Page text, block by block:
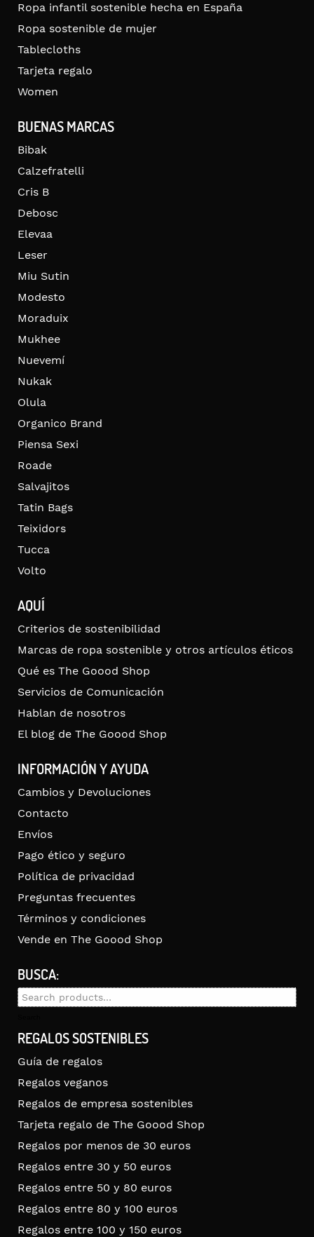
Ropa infantil sostenible hecha en España
Ropa sostenible de mujer
Tablecloths
Tarjeta regalo
Women
BUENAS MARCAS
Bibak
Calzefratelli
Cris B
Debosc
Elevaa
Leser
Miu Sutin
Modesto
Moraduix
Mukhee
Nuevemí
Nukak
Olula
Organico Brand
Piensa Sexi
Roade
Salvajitos
Tatin Bags
Teixidors
Tucca
Volto
AQUÍ
Criterios de sostenibilidad
Marcas de ropa sostenible y otros artículos éticos
Qué es The Goood Shop
Servicios de Comunicación
Hablan de nosotros
El blog de The Goood Shop
INFORMACIÓN Y AYUDA
Cambios y Devoluciones
Contacto
Envíos
Pago ético y seguro
Política de privacidad
Preguntas frecuentes
Términos y condiciones
Vende en The Goood Shop
BUSCA:
Search
REGALOS SOSTENIBLES
Guía de regalos
Regalos veganos
Regalos de empresa sostenibles
Tarjeta regalo de The Goood Shop
Regalos por menos de 30 euros
Regalos entre 30 y 50 euros
Regalos entre 50 y 80 euros
Regalos entre 80 y 100 euros
Regalos entre 100 y 150 euros